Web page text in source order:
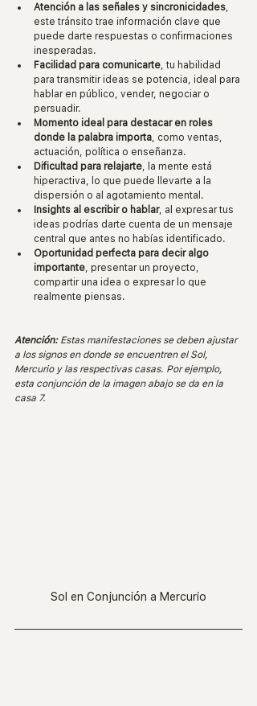
Atención a las señales y sincronicidades
este tránsito trae información clave que
puede darte respuestas o confirmaciones
inesperadas.
Facilidad para comunicarte , tu habilidad
para transmitir ideas se potencia, ideal para
hablar en público, vender, negociar o
persuadir.
Momento ideal para destacar en roles
donde la palabra importa , como ventas,
actuación, política o enseñanza.
Dificultad para relajarte , la mente está
hiperactiva, lo que puede llevarte a la
dispersión o al agotamiento mental.
Insights al escribir o hablar, al expresar tus
ideas podrías darte cuenta de un mensaje
central que antes no habías identificado.
Oportunidad perfecta para decir algo
importante , presentar un proyecto,
compartir una idea o expresar lo que
realmente piensas.
Atención: Estas manifestaciones se deben ajustar
a los signos en donde se encuentren el Sol,
Mercurio y las respectivas casas. Por ejemplo,
esta conjunción de la imagen abajo se da en la
casa 7.
Sol en Conjunción a Mercurio